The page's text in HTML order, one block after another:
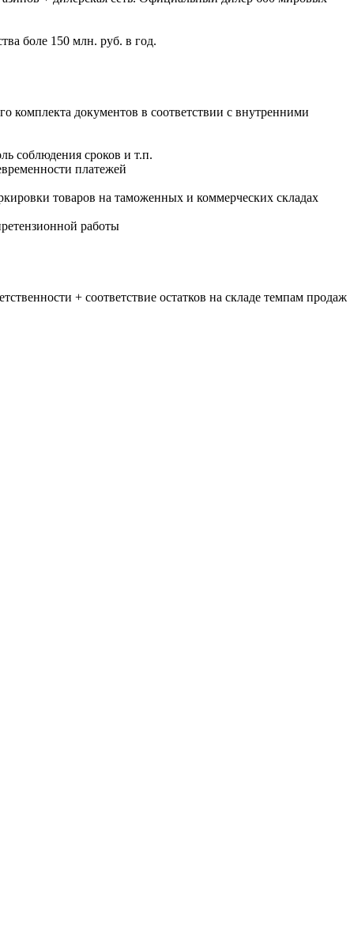
боле 150 млн. руб. в год.
комплекта документов в соответствии с внутренними
соблюдения сроков и т.п.
платежей
товаров на таможенных и коммерческих складах
работы
+ соответствие остатков на складе темпам продаж